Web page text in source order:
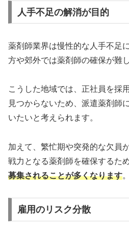
人手不足の解消が目的
薬剤師業界は慢性的な人手不足
方や郊外では薬剤師の確保が難
こうした地域では、正社員を採
見つからないため、派遣薬剤師
いたいと考えられます。
加えて、繁忙期や突発的な欠員
戦力となる薬剤師を確保するため
募集されることが多くなります。
雇用のリスク分散